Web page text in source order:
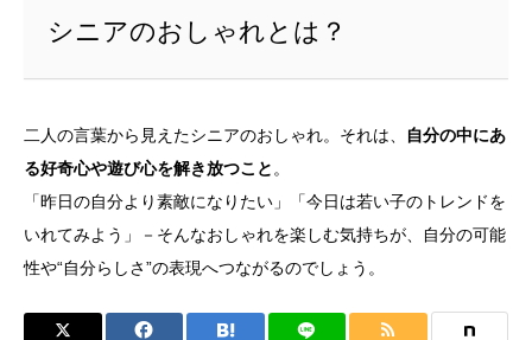
シニアのおしゃれとは？
二人の言葉から見えたシニアのおしゃれ。それは、
自分の中にあ
る好奇心や遊び心を解き放つこと 。
「昨日の自分より素敵になりたい」「今日は若い子のトレンドを
いれてみよう」－そんなおしゃれを楽しむ気持ちが、自分の可能
性や“自分らしさ”の表現へつながるのでしょう。